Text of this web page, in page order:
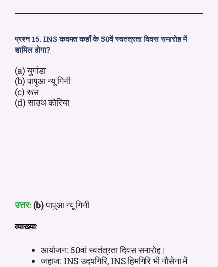
प्रश्न 16. INS कदमत कहाँ के 50वें स्वतंत्रता दिवस समारोह में
शामिल होगा?
(a) युगांडा
(b) पापुआ न्यू गिनी
(c) रूस
(d) साउथ कोरिया
उत्तर:(b)पापुआ न्यू गिनी
व्याख्या:
आयोजन: 50वां स्वतंत्रता दिवस समारोह।
जहाज: INS उदयगिरि, INS हिमगिरि भी नौसेना में